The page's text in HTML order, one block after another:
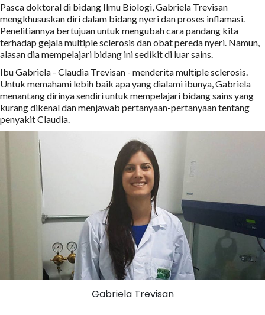
Pasca doktoral di bidang Ilmu Biologi, Gabriela Trevisan
mengkhususkan diri dalam bidang nyeri dan proses inflamasi.
Penelitiannya bertujuan untuk mengubah cara pandang kita
terhadap gejala multiple sclerosis dan obat pereda nyeri. Namun,
alasan dia mempelajari bidang ini sedikit di luar sains.
Ibu Gabriela - Claudia Trevisan - menderita multiple sclerosis.
Untuk memahami lebih baik apa yang dialami ibunya, Gabriela
menantang dirinya sendiri untuk mempelajari bidang sains yang
kurang dikenal dan menjawab pertanyaan-pertanyaan tentang
penyakit Claudia.
Gabriela Trevisan